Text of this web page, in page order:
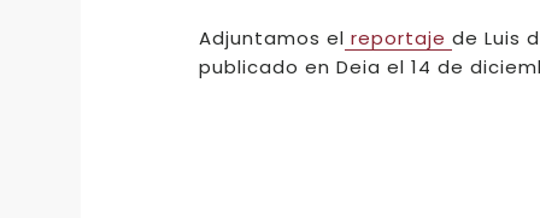
Adjuntamos el reportaje de Luis
publicado en Deia el 14 de